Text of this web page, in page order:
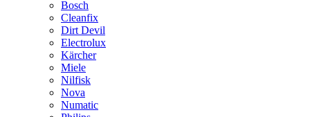
Bosch
Cleanfix
Dirt Devil
Electrolux
Kärcher
Miele
Nilfisk
Nova
Numatic